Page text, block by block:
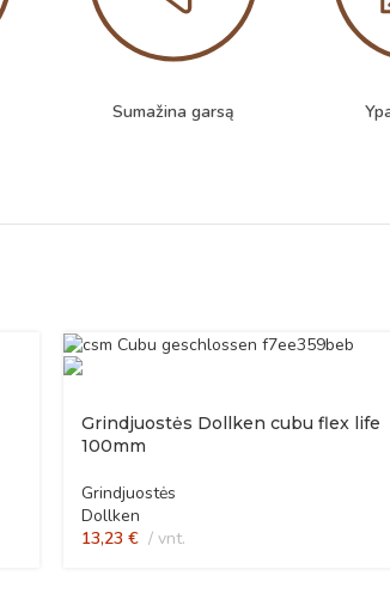
Sumažina garsą
Grindjuostės Dollken cubu flex life
100mm
Grindjuostės
Dollken
13,23 € vnt.